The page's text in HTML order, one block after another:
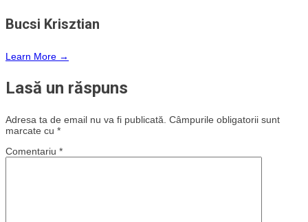
Bucsi Krisztian
Learn More →
Lasă un răspuns
Adresa ta de email nu va fi publicată. Câmpurile obligatorii sunt
marcate cu *
Comentariu *